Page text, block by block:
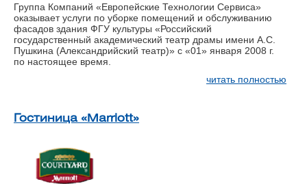
Группа Компаний «Европейские Технологии Сервиса»
оказывает услуги по уборке помещений и обслуживанию
фасадов здания ФГУ культуры «Российский
государственный академический театр драмы имени А.С.
Пушкина (Александрийский театр)» с «01» января 2008 г.
по настоящее время.
читать полностью
Гостиница «Marriott»